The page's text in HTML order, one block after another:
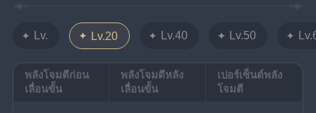
Lv. Lv.20 Lv.40 Lv.50
พลังโจมตีก่อน
เลื่อนขั้น
พลังโจมตีหลัง
เลื่อนขั้น
เปอร์เซ็นต์พลัง
โจมตี